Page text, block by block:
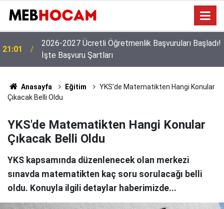
19:02 MEB'den Yeni Ücretli Öğretmen Açıklaması
Anasayfa Eğitim
YKS'de Matematikten Hangi Konular
Çıkacak Belli Oldu
YKS'de Matematikten Hangi Konular
Çıkacak Belli Oldu
YKS kapsamında düzenlenecek olan merkezi
sınavda matematikten kaç soru sorulacağı belli
oldu. Konuyla ilgili detaylar haberimizde...